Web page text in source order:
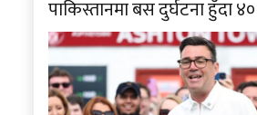
पाकिस्तानमा बस दुर्घटना हुँदा